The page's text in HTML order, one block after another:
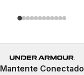
Mantente Conectado